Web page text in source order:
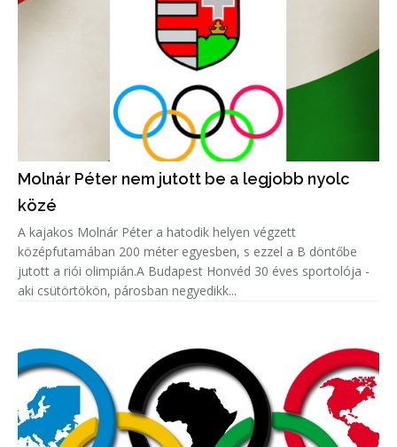
Molnár Péter nem jutott be a legjobb nyolc
közé
A kajakos Molnár Péter a hatodik helyen végzett
középfutamában 200 méter egyesben, s ezzel a B döntőbe
jutott a riói olimpián.A Budapest Honvéd 30 éves sportolója -
aki csütörtökön, párosban negyedikk...